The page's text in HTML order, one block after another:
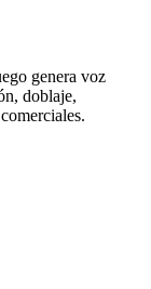
genera voz
doblaje,